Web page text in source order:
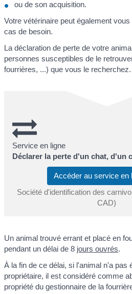
ou de son acquisition.
Votre vétérinaire peut également
cas de besoin.
La déclaration de perte de votre
personnes susceptibles de le
fourrières, ...) que vous le recherchez.
Service en ligne
Déclarer la perte d'un chat, d'un
Accéder au service en
Société d'identification des
CAD)
Un animal trouvé errant et placé en
pendant un délai de 8 jours ouvrés.
À la fin de ce délai, si l'animal n'a pas
propriétaire, il est considéré comme
propriété du gestionnaire de la